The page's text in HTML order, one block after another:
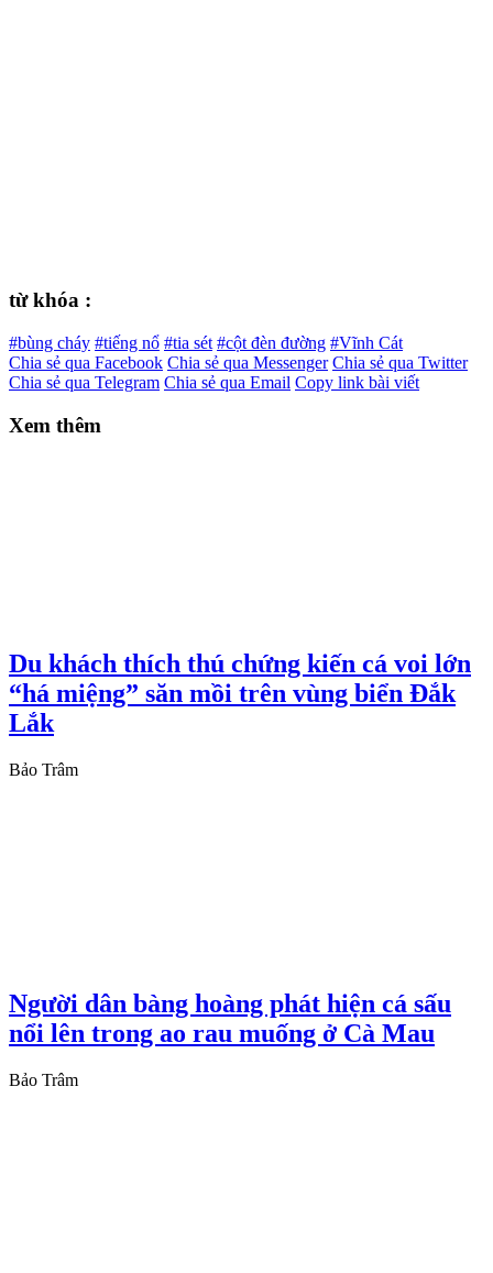
từ khóa :
#bùng cháy #tiếng nổ #tia sét #cột đèn đường #Vĩnh Cát
Chia sẻ qua Facebook Chia sẻ qua Messenger Chia sẻ qua Twitter
Chia sẻ qua Telegram Chia sẻ qua Email Copy link bài viết
Xem thêm
Du khách thích thú chứng kiến cá voi lớn
“há miệng” săn mồi trên vùng biển Đắk
Lắk
Bảo Trâm
Người dân bàng hoàng phát hiện cá sấu
nổi lên trong ao rau muống ở Cà Mau
Bảo Trâm